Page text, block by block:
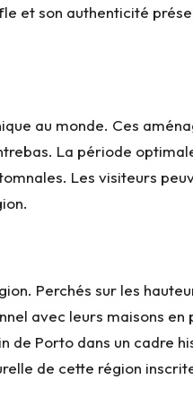
et son authenticité
au monde. Ces
La période
Les visiteurs
Perchés sur les
avec leurs maisons
Porto dans un cadre
de cette région